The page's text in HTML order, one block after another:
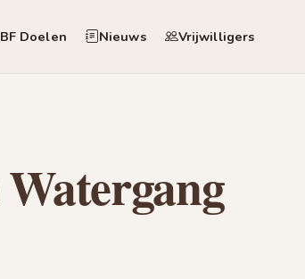
Doelen Nieuws Vrijwilligers